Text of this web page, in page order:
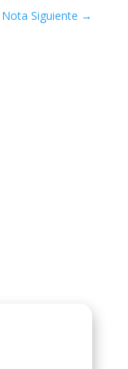
Nota Siguiente →